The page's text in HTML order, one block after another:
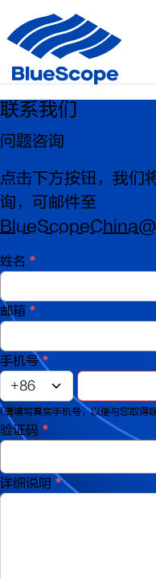
联系我们
问题咨询
点击下方按钮，我们
询，可邮件至
姓名 *
邮箱 *
手机号*
(请填写真实手机号，以便与您取得
验证码 *
详细说明 *